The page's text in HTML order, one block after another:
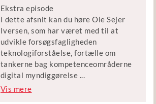
Vært: Anders Høeg Nissen
Det handler om app-programmering
og komplekse udfordringer i Odense,
håndtegnede robotter i Solrød
Strand og om teknik, der en gang
imellem bare strejker. Episoden
vender også idéen om "den
symfoniske tilgang" og ser på,
hvordan alle de fire
Ekstra episode
I dette afsnit kan du høre Ole Sejer
Iversen, som har været med til at
udvikle forsøgsfagligheden
teknologiforståelse, fortælle om
tankerne bag kompetenceområderne
digital myndiggørelse ...
og digital design og designprocesser.
Vis mere